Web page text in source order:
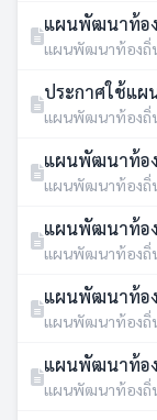
แผนพัฒนาท้อ
แผนพัฒนาท้องถิ่น
แผนพัฒนาท้องถิ่น
แผนพัฒนาท้องถิ่น
แผนพัฒนาท้องถิ่น
แผนพัฒนาท้องถิ่น
แผนพัฒนาท้องถิ่น